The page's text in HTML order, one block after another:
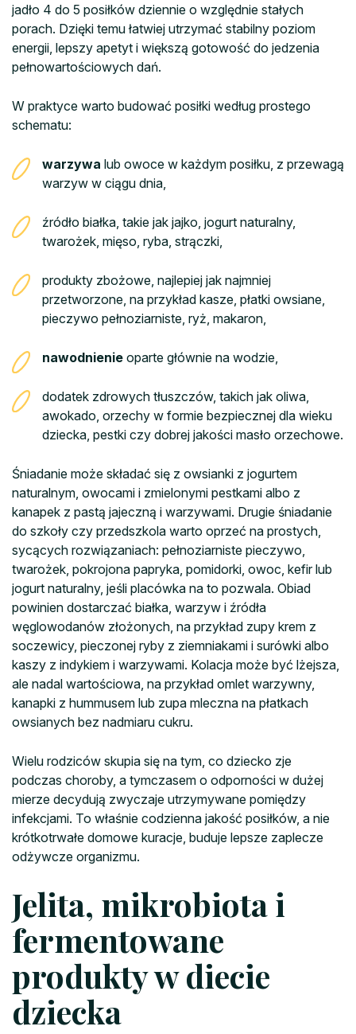
jadło 4 do 5 posiłków dziennie o względnie stałych
porach. Dzięki temu łatwiej utrzymać stabilny poziom
energii, lepszy apetyt i większą gotowość do jedzenia
pełnowartościowych dań.
W praktyce warto budować posiłki według prostego
schematu:
warzywa lub owoce w każdym posiłku, z przewagą
warzyw w ciągu dnia,
źródło białka, takie jak jajko, jogurt naturalny,
twarożek, mięso, ryba, strączki,
produkty zbożowe, najlepiej jak najmniej
przetworzone, na przykład kasze, płatki owsiane,
pieczywo pełnoziarniste, ryż, makaron,
nawodnienie oparte głównie na wodzie,
dodatek zdrowych tłuszczów, takich jak oliwa,
awokado, orzechy w formie bezpiecznej dla wieku
dziecka, pestki czy dobrej jakości masło orzechowe.
Śniadanie może składać się z owsianki z jogurtem
naturalnym, owocami i zmielonymi pestkami albo z
kanapek z pastą jajeczną i warzywami. Drugie śniadanie
do szkoły czy przedszkola warto oprzeć na prostych,
sycących rozwiązaniach: pełnoziarniste pieczywo,
twarożek, pokrojona papryka, pomidorki, owoc, kefir lub
jogurt naturalny, jeśli placówka na to pozwala. Obiad
powinien dostarczać białka, warzyw i źródła
węglowodanów złożonych, na przykład zupy krem z
soczewicy, pieczonej ryby z ziemniakami i surówki albo
kaszy z indykiem i warzywami. Kolacja może być lżejsza,
ale nadal wartościowa, na przykład omlet warzywny,
kanapki z hummusem lub zupa mleczna na płatkach
owsianych bez nadmiaru cukru.
Wielu rodziców skupia się na tym, co dziecko zje
podczas choroby, a tymczasem o odporności w dużej
mierze decydują zwyczaje utrzymywane pomiędzy
infekcjami. To właśnie codzienna jakość posiłków, a nie
krótkotrwałe domowe kuracje, buduje lepsze zaplecze
odżywcze organizmu.
Jelita, mikrobiota i
fermentowane
produkty w diecie
dziecka